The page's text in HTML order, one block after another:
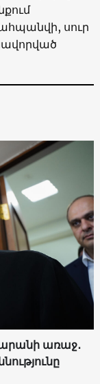
սուր
առաջ․